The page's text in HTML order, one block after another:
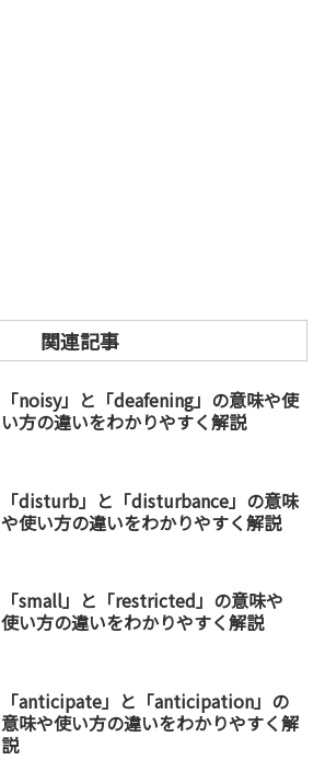
関連記事
「noisy」と「deafening」の意味や使
い方の違いをわかりやすく解説
「disturb」と「disturbance」の意味
や使い方の違いをわかりやすく解説
「small」と「restricted」の意味や
使い方の違いをわかりやすく解説
「anticipate」と「anticipation」の
意味や使い方の違いをわかりやすく解
説